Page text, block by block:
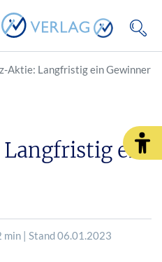
Aktie: Langfristig ein Gewinner
ein
min | Stand 06.01.2023